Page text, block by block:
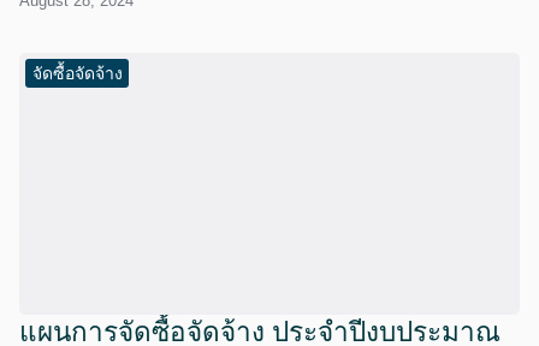
จัดซื้อจัดจ้าง
แผนการจัดซื้อจัดจ้าง ประจำปีงบประมาณ